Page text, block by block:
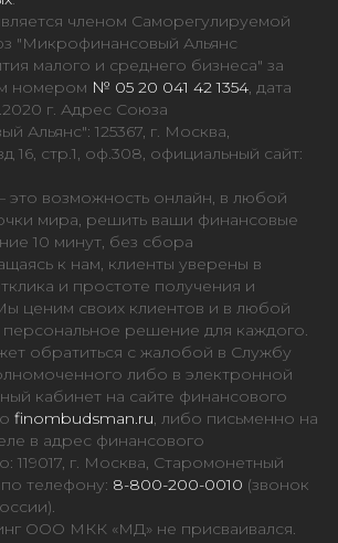
членом Саморегулируемой
"Микрофинансовый Альянс
малого и среднего бизнеса" за
номером № 05 20 041 42 1354, дата
г. Адрес Союза
Альянс": 125367, г. Москва,
16, стр.1, оф.308, официальный сайт:
возможность онлайн, в любой
мира, решить ваши финансовые
10 минут, без сбора
к нам, клиенты уверены в
и простоте получения и
ценим своих клиентов и в любой
персональное решение для каждого.
обратиться с жалобой в Службу
либо в электронной
кабинет на сайте финансового
finombudsman.ru, либо письменно на
в адрес финансового
119017, г. Москва, Старомонетный
телефону: 8-800-200-0010 (звонок
ООО МКК «МД» не присваивался.